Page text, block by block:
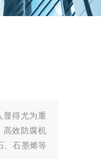
显得尤为重
高效防腐机
、石墨烯等